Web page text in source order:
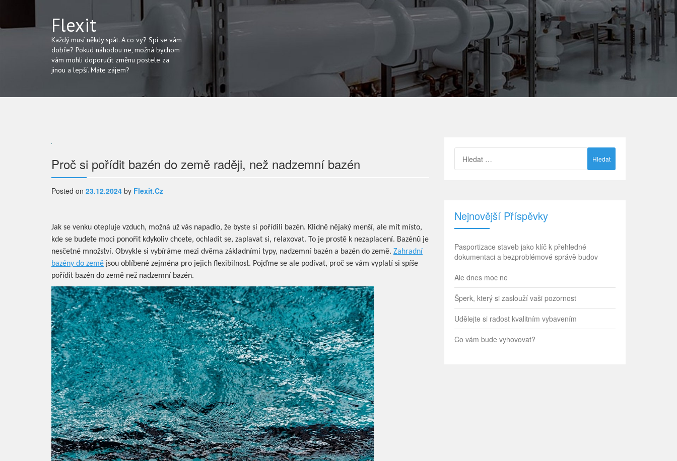
Flexit
Každý musí někdy spát. A co vy? Spí se vám
dobře? Pokud náhodou ne, možná bychom
vám mohli doporučit změnu postele za
jinou a lepší. Máte zájem?
Proč si pořídit bazén do země raději, než nadzemní bazén
Posted on 23.12.2024 by Flexit.cz
Jak se venku otepluje vzduch, možná už vás napadlo, že byste si pořídili bazén. Klidně nějaký menší, ale mít místo,
kde se budete moci ponořit kdykoliv chcete, ochladit se, zaplavat si, relaxovat. To je prostě k nezaplacení. Bazénů je
nesčetné množství. Obvykle si vybíráme mezi dvěma základními typy, nadzemní bazén a bazén do země. Zahradní
bazény do země jsou oblíbené zejména pro jejich flexibilnost. Pojďme se ale podívat, proč se vám vyplatí si spíše
pořídit bazén do země než nadzemní bazén.
Navigace
pro
příspěvek
Nejnovější Příspěvky
Pasportizace staveb jako klíč k přehledné
dokumentaci a bezproblémové správě budov
Ale dnes moc ne
Šperk, který si zaslouží vaši pozornost
Udělejte si radost kvalitním vybavením
Co vám bude vyhovovat?